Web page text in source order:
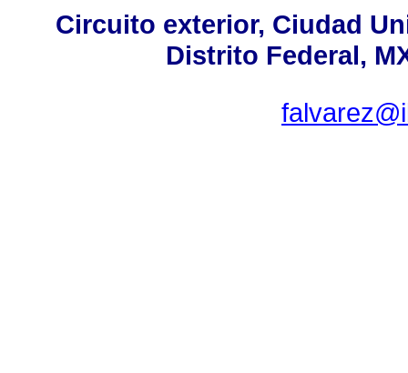
Circuito exterior, Ciudad
Distrito Federal,